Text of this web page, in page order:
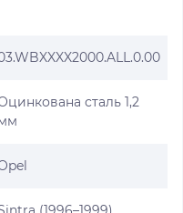
сталь 1,2